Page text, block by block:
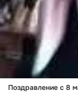
Поздравление с 8